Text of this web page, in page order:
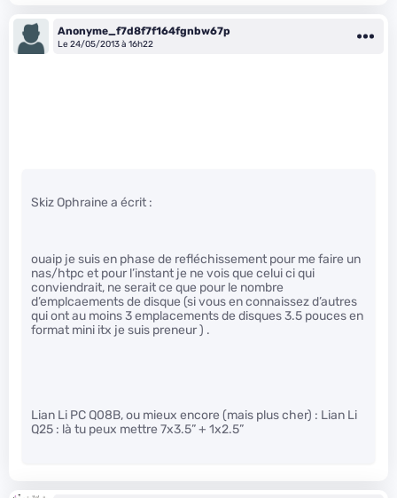
Anonyme_f7d8f7f164fgnbw67p
Le 24/05/2013 à 16h22
Skiz Ophraine a écrit :
ouaip je suis en phase de refléchissement pour me faire un
nas/htpc et pour l’instant je ne vois que celui ci qui
conviendrait, ne serait ce que pour le nombre
d’emplcaements de disque (si vous en connaissez d’autres
qui ont au moins 3 emplacements de disques 3.5 pouces en
format mini itx je suis preneur ) .
Lian Li PC Q08B, ou mieux encore (mais plus cher) : Lian Li
Q25 : là tu peux mettre 7x3.5” + 1x2.5”